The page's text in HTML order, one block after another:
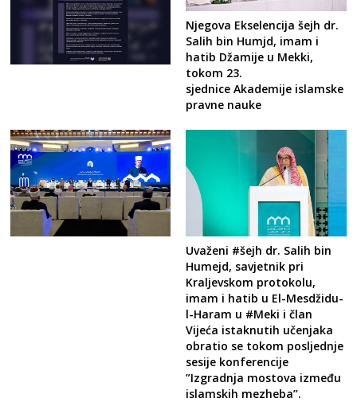
Njegova Ekselencija šejh dr.
Salih bin Humjd, imam i
hatib Džamije u Mekki,
tokom 23.
sjednice Akademije islamske
pravne nauke
Uvaženi #šejh dr. Salih bin
Humejd, savjetnik pri
Kraljevskom protokolu,
imam i hatib u El-Mesdžidu-
l-Haram u #Meki i član
Vijeća istaknutih učenjaka
obratio se tokom posljednje
sesije konferencije
”Izgradnja mostova između
islamskih mezheba”.